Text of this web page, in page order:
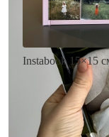
Instabook 15×15
• Декор на выбор
• Выбор цвета
• Загрузка фото и